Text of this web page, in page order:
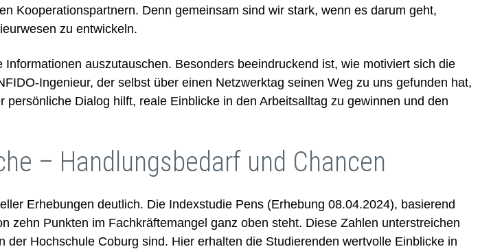
Kooperationspartnern. Denn gemeinsam sind wir stark, wenn es darum geht,
zu entwickeln.
auszutauschen. Besonders beeindruckend ist, wie motiviert sich die
Ingenieur, der selbst über einen Netzwerktag seinen Weg zu uns gefunden hat,
Dialog hilft, reale Einblicke in den Arbeitsalltag zu gewinnen und den
– Handlungsbedarf und Chancen
Erhebungen deutlich. Die Indexstudie Pens (Erhebung 08.04.2024), basierend
Punkten im Fachkräftemangel ganz oben steht. Diese Zahlen unterstreichen
Hochschule Coburg sind. Hier erhalten die Studierenden wertvolle Einblicke in